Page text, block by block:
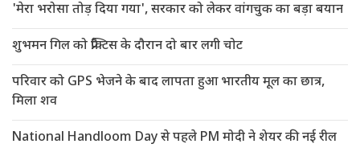
'मेरा भरोसा तोड़ दिया गया', सरकार को लेकर वांगचुक का बड़ा बयान
शुभमन गिल को प्रैक्टिस के दौरान दो बार लगी चोट
परिवार को GPS भेजने के बाद लापता हुआ भारतीय मूल का छात्र,
मिला शव
National Handloom Day से पहले PM मोदी ने शेयर की नई रील